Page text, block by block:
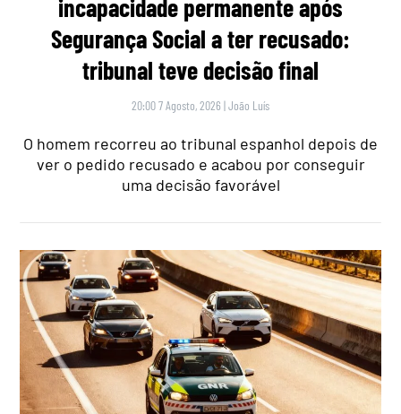
incapacidade permanente após
Segurança Social a ter recusado:
tribunal teve decisão final
20:00 7 Agosto, 2026 |João Luís
O homem recorreu ao tribunal espanhol depois de
ver o pedido recusado e acabou por conseguir
uma decisão favorável